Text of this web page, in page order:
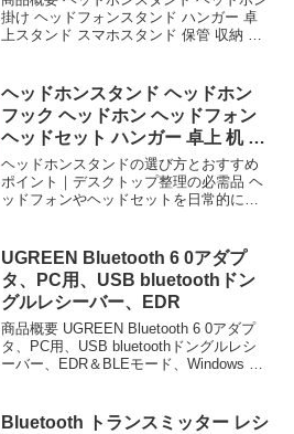
掛け ヘッドフォンスタンド ハンガー 卓
上スタンド スマホスタンド 保管 収納 卓
シンプル オシャレ ...
ヘッドホンスタンド ヘッドホン
フック ヘッドホン ヘッドフォン
ヘッドセット ハンガー 卓上 机 デ
スク 整理
ヘッドホンスタンドの選び方とおすすめ
ポイント｜デスクトップ整理の必需品 ヘ
ッドフォンやヘッドセットを日常的に使
することは桌上の見た目ではなく、コー
ドの tangling...
UGREEN Bluetooth 6 0アダプ
タ、PC用、USB bluetoothドン
グルレシーバー、EDR
商品概要 UGREEN Bluetooth 6 0アダプ
タ、PC用、USB bluetoothドングルレシ
ーバー、EDR＆BLEモード、Windows 11
Bluetooth トランスミッター レシ